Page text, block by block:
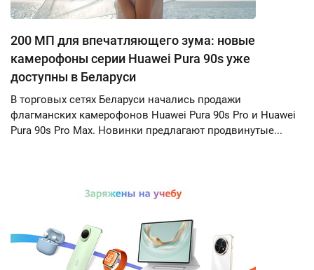
200 МП для впечатляющего зума: новые
камерофоны серии Huawei Pura 90s уже
доступны в Беларуси
В торговых сетях Беларуси начались продажи
флагманских камерофонов Huawei Pura 90s Pro и Huawei
Pura 90s Pro Max. Новинки предлагают продвинутые...